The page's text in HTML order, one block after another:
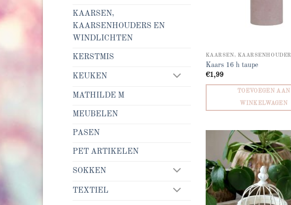
KAARSEN,
KAARSENHOUDERS EN
WINDLICHTEN
KERSTMIS
KEUKEN
MATHILDE M
MEUBELEN
PASEN
PET ARTIKELEN
SOKKEN
TEXTIEL
Kaars 16 h taupe
€1,99
TOEVOEGEN AAN
WINKELWAGEN